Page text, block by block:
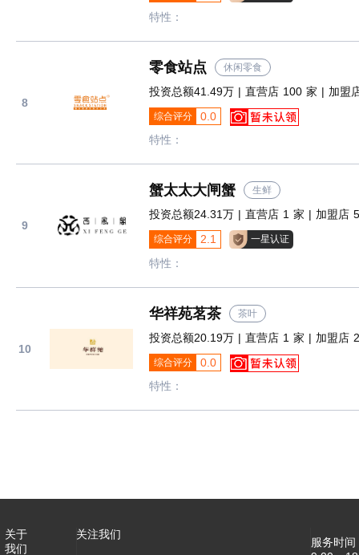
特性：
8
零食站点 休闲零食
投资总额41.49万 | 直营店 100 家 | 加盟
综合评分
0.0
特性：
9
蟹太太大闸蟹 生鲜
投资总额24.31万 | 直营店 1 家 | 加盟店
综合评分 2.1 一星认证
特性：
10
华祥苑茗茶 茶叶
投资总额20.19万 | 直营店 1 家 | 加盟店
综合评分
0.0
特性：
关于
我们
关注我们
服务时